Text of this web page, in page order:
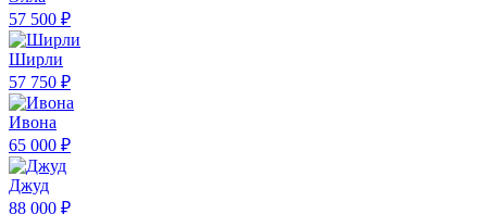
57 500 ₽
Ширли
57 750 ₽
Ивона
65 000 ₽
Джуд
88 000 ₽